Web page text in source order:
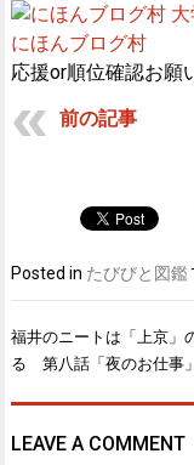
にほんブログ村
応援or順位確認お願
前の記事
Posted in たびびと図鑑
投
稿
ナ
ビ
福井のニートは「上京」
る 第八話「夜のお仕事」
LEAVE A COMMENT